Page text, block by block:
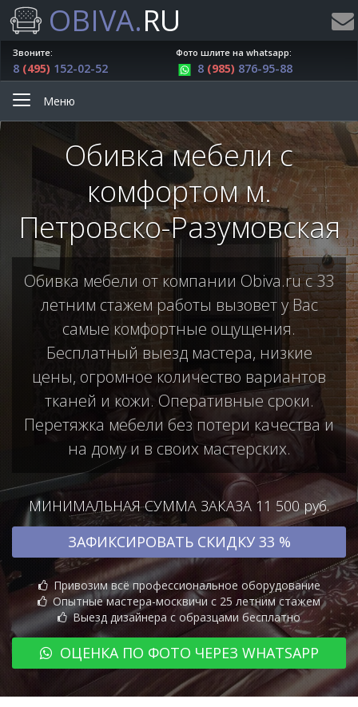
OBIVA.RU
Звоните:
8 (495) 152-02-52
Фото шлите на whatsapp:
8 (985) 876-95-88
Меню
Обивка мебели с
комфортом м.
Петровско-Разумовская
Обивка мебели от компании Obiva.ru с 33
летним стажем работы вызовет у Вас
самые комфортные ощущения.
Бесплатный выезд мастера, низкие
цены, огромное количество вариантов
тканей и кожи. Оперативные сроки.
Перетяжка мебели без потери качества и
на дому и в своих мастерских.
МИНИМАЛЬНАЯ СУММА ЗАКАЗА 11 500 руб.
ЗАФИКСИРОВАТЬ СКИДКУ 33 %
Привозим всё профессиональное оборудование
Опытные мастера-москвичи с 25 летним стажем
Выезд дизайнера с образцами бесплатно
ОЦЕНКА ПО ФОТО ЧЕРЕЗ WHATSAPP